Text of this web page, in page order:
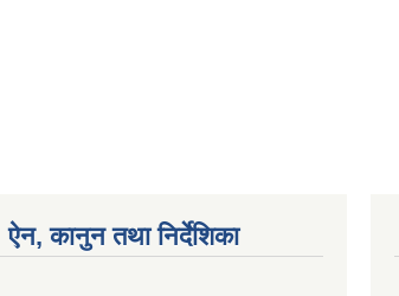
ऐन, कानुन तथा निर्देशिका